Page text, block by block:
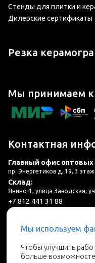
Стенды для плитки и
Дилерские сертификаты
Резка
Мы принимаем к
Контактная
Главный офис
пр. Энергетиков д. 19, 3
Склад:
Янино-1, улица Заводская,
+7 812 441 31 88
plitka@lincer.ru
3 салона в г. Санкт-
Мы используем
Чтобы улучшить
больше